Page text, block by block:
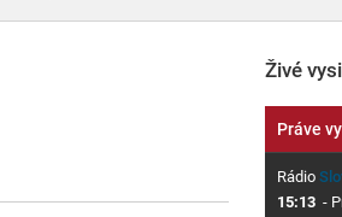
Živé
Práve
Rádio
15:13 -